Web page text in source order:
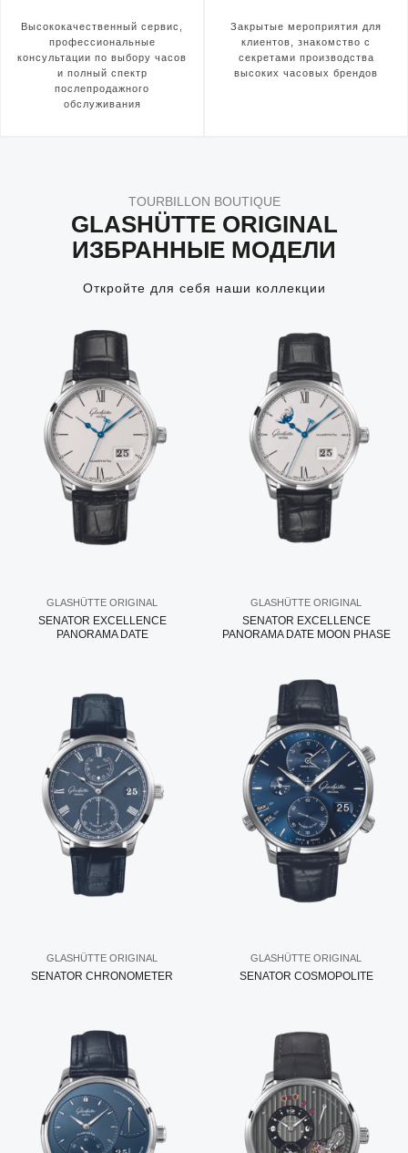
Высококачественный сервис,
профессиональные
консультации по выбору часов
и полный спектр
послепродажного
обслуживания
Закрытые мероприятия для
клиентов, знакомство с
секретами производства
высоких часовых брендов
TOURBILLON BOUTIQUE
GLASHÜTTE ORIGINAL
ИЗБРАННЫЕ МОДЕЛИ
Откройте для себя наши коллекции
GLASHÜTTE ORIGINAL
SENATOR EXCELLENCE
PANORAMA DATE
GLASHÜTTE ORIGINAL
SENATOR EXCELLENCE
PANORAMA DATE MOON PHASE
GLASHÜTTE ORIGINAL
SENATOR CHRONOMETER
GLASHÜTTE ORIGINAL
SENATOR COSMOPOLITE